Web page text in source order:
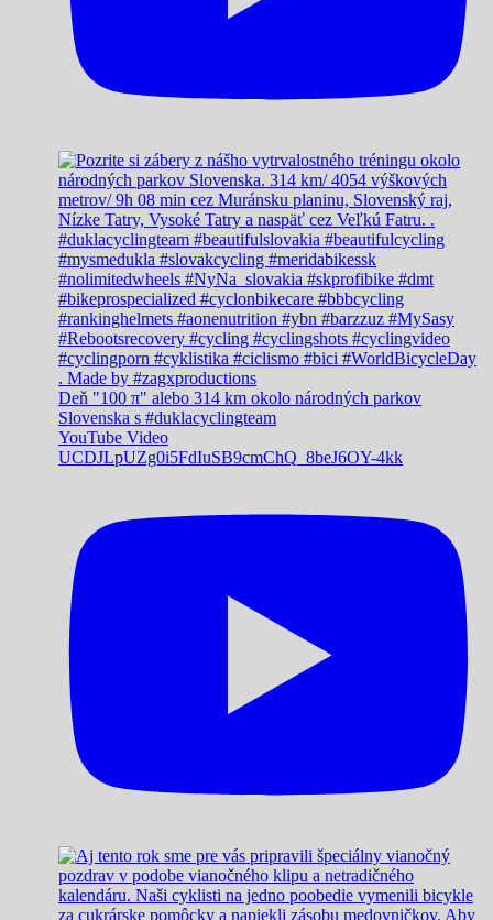
Deň "100 π" alebo 314 km okolo národných parkov
Slovenska s #duklacyclingteam
YouTube Video
UCDJLpUZg0i5FdIuSB9cmChQ_8beJ6OY-4kk